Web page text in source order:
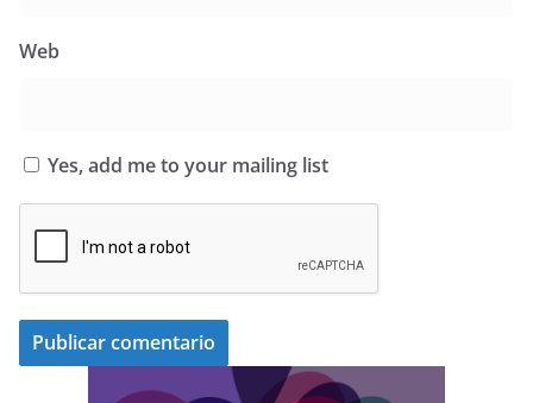
Web
Yes, add me to your mailing list